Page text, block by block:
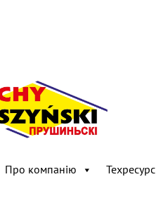
Про компанію Техресурс